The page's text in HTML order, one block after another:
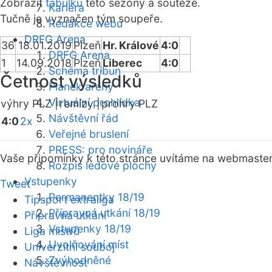
Kariéra
Redakce webu
DRFG Arena
DRFG Arena
Schéma tribun
Plánek areny
Virtuální prohlídka
Návštěvní řád
Veřejné bruslení
PRESS: pro novináře
Rozpis ledové plochy
Vstupenky
Permanentky 18/19
Přípravná utkání 18/19
Vstupenky 18/19
Uvolňování míst
Zvýhodněné
Zobrazit tabulku této sezóny a soutěže.
Tučně je vyznačen tým soupeře.
36 18.01.2019Plzeň Hr. Králové4:0
1
14.09.2018PlzeňLiberec 4:0
Četnost výsledků
výhry PLZ |remízy |prohry PLZ
4:02x
Vaše připomínky k této stránce uvítáme na webmaster
Tweet
Tipsport extraliga
Přípravná utkání
Liga mistrů
Univerzitní souboj
Návštěvnost